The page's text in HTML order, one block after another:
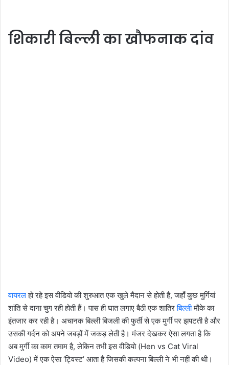
शिकारी बिल्ली का खौफनाक दांव
वायरलहो रहे इस वीडियो की शुरुआत एक खुले मैदान से होती है, जहाँ कुछ मुर्गियां
शांति से दाना चुग रही होती हैं। पास ही घात लगाए बैठी एक शातिरबिल्लीमौके का
इंतजार कर रही है। अचानक बिल्ली बिजली की फुर्ती से एक मुर्गी पर झपटती है और
उसकी गर्दन को अपने जबड़ों में जकड़ लेती है। मंजर देखकर ऐसा लगता है कि
अब मुर्गी का काम तमाम है, लेकिन तभी इस वीडियो (Hen vs Cat Viral
Video) में एक ऐसा ‘ट्विस्ट’ आता है जिसकी कल्पना बिल्ली ने भी नहीं की थी।